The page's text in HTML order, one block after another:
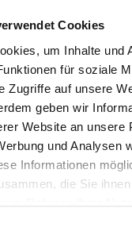
Cookies
um Inhalte und
für soziale
Zugriffe auf unsere
geben wir
Website an unsere
und Analysen
Informationen
die Sie